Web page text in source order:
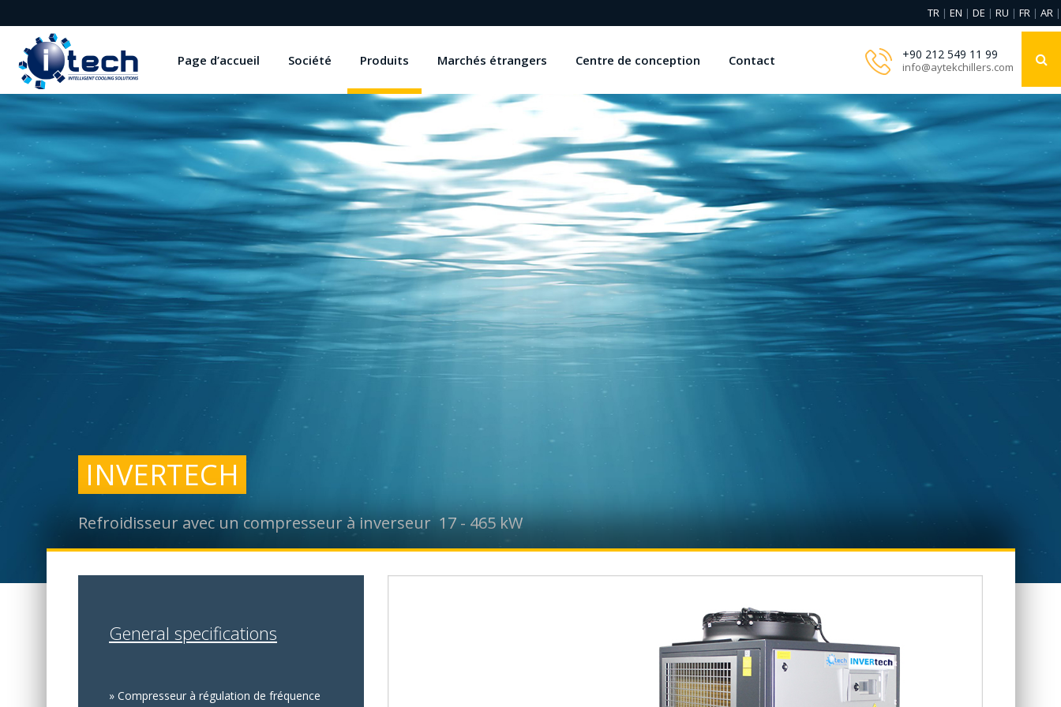
TR | EN | DE | RU | FR | AR |
+90 212 549 11 99
info@aytekchillers.com
Page d’accueil Société Produits Marchés étrangers Centre de conception Contact
INVERTECH
Refroidisseur avec un compresseur à inverseur 17 - 465 kW
General specifications
» Compresseur à régulation de fréquence